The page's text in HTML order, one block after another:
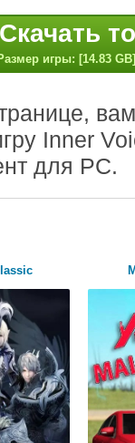
Скачать
игры: [14.83 GB]
Inner
для PC.